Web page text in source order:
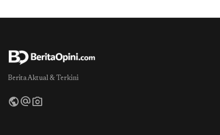
Berita Aktual & Terkini
publicalternate_emailphoto_camera